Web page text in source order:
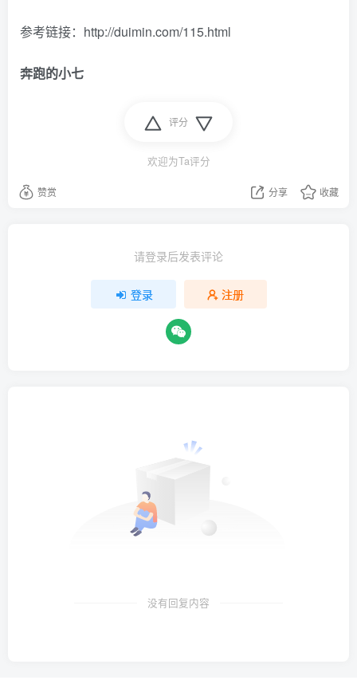
参考链接：http://duimin.com/115.html
奔跑的小七
评分
欢迎为Ta评分
赞赏 分享 收藏
请登录后发表评论
登录 注册
没有回复内容